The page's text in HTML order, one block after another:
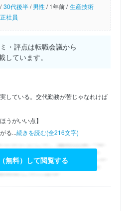
30代後半/男性/1年前 / 生産技術
正社員
・評点は転職会議から
しています。
している。交代勤務が苦じゃなれけば
うがいい点】
る...続きを読む(全216文字)
無料）して閲覧する